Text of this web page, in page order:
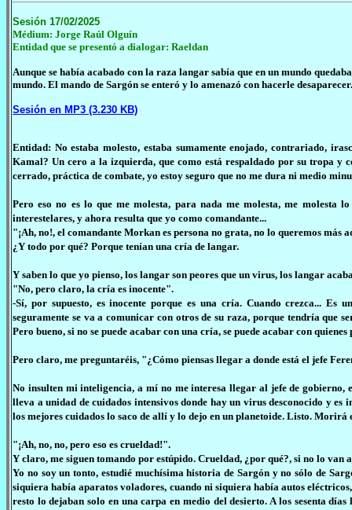
Sesión 17/02/2025
Médium: Jorge Raúl Olguín
Entidad que se presentó a dialogar: Raeldan
Aunque se había acabado con la raza langar sabía que en un mundo
mundo. El mando de Sargón se enteró y lo amenazó con hacerle
Sesión en MP3 (3.230 KB)
Entidad: No estaba molesto, estaba sumamente enojado, contrariado,
Kamal? Un cero a la izquierda, que como está respaldado por su tropa y
cerrado, práctica de combate, yo estoy seguro que no me dura ni medio
Pero eso no es lo que me molesta, para nada me molesta, me molesta
interestelares, y ahora resulta que yo como comandante...
"¡Ah, no!, el comandante Morkan es persona no grata, no lo queremos más
¿Y todo por qué? Porque tenían una cría de langar.
Y saben lo que yo pienso, los langar son peores que un virus, los langar
"No, pero claro, la cría es inocente".
-Sí, por supuesto, es inocente porque es una cría. Cuando crezca...
seguramente se va a comunicar con otros de su raza, porque tendría que
Pero bueno, si no se puede acabar con una cría, se puede acabar con
Pero claro, me preguntaréis, "¿Cómo piensas llegar a donde está el jefe
No insulten mi inteligencia, a mí no me interesa llegar al jefe de gobierno,
lleva a unidad de cuidados intensivos donde hay un virus desconocido y
los mejores cuidados lo saco de allí y lo dejo en un planetoide. Listo. Morirá
"¡Ah, no, no, pero eso es crueldad!".
Y claro, me siguen tomando por estúpido. Crueldad, ¿por qué?, si no lo van
Yo no soy un tonto, estudié muchísima historia de Sargón y no sólo de
siquiera había aparatos voladores, cuando ni siquiera había autos
resto lo dejaban solo en una carpa en medio del desierto. A los sesenta